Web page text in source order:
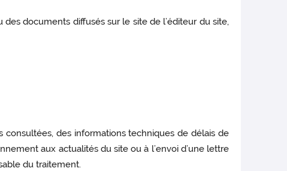
documents diffusés sur le site de l’éditeur du site,
consultées, des informations techniques de délais de
aux actualités du site ou à l’envoi d’une lettre
du traitement.